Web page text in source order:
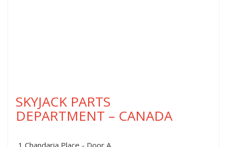
SKYJACK PARTS
DEPARTMENT – CANADA